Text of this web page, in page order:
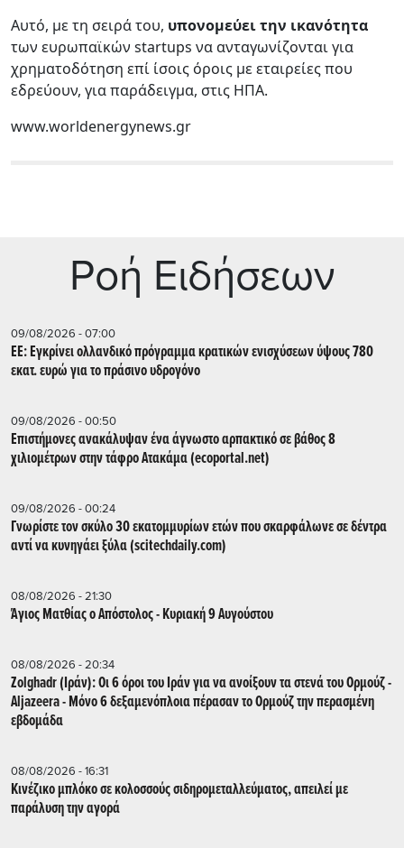
Αυτό, με τη σειρά του, υπονομεύει την ικανότητα
των ευρωπαϊκών startups να ανταγωνίζονται για
χρηματοδότηση επί ίσοις όροις με εταιρείες που
εδρεύουν, για παράδειγμα, στις ΗΠΑ.
www.worldenergynews.gr
Ρoή Ειδήσεων
09/08/2026 - 07:00
ΕΕ: Εγκρίνει ολλανδικό πρόγραμμα κρατικών ενισχύσεων ύψους 780
εκατ. ευρώ για το πράσινο υδρογόνο
09/08/2026 - 00:50
Επιστήμονες ανακάλυψαν ένα άγνωστο αρπακτικό σε βάθος 8
χιλιομέτρων στην τάφρο Ατακάμα (ecoportal.net)
09/08/2026 - 00:24
Γνωρίστε τον σκύλο 30 εκατομμυρίων ετών που σκαρφάλωνε σε δέντρα
αντί να κυνηγάει ξύλα (scitechdaily.com)
08/08/2026 - 21:30
Άγιος Ματθίας ο Απόστολος - Κυριακή 9 Αυγούστου
08/08/2026 - 20:34
Zolghadr (Ιράν): Οι 6 όροι του Ιράν για να ανοίξουν τα στενά του Ορμούζ -
Aljazeera - Mόνο 6 δεξαμενόπλοια πέρασαν το Ορμούζ την περασμένη
εβδομάδα
08/08/2026 - 16:31
Κινέζικο μπλόκο σε κολοσσούς σιδηρομεταλλεύματος, απειλεί με
παράλυση την αγορά